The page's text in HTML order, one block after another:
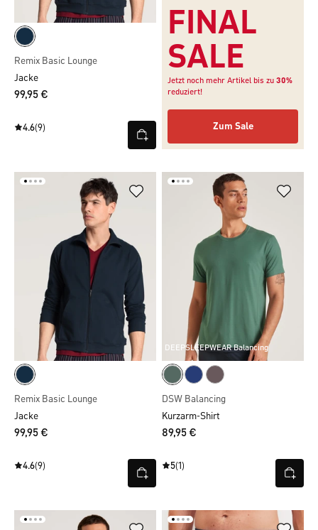
Remix Basic Lounge
Jacke
99,95 €
4.6(9)
FINAL
SALE
Jetzt noch mehr Artikel bis zu 30%
reduziert!
Zum Sale
Remix Basic Lounge
Jacke
99,95 €
4.6(9)
DEEPSLEEPWEAR Balancing
DSW Balancing
Kurzarm-Shirt
89,95 €
5(1)